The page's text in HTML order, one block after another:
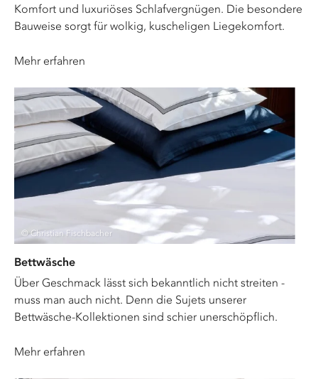
Komfort und luxuriöses Schlafvergnügen. Die besondere
Bauweise sorgt für wolkig, kuscheligen Liegekomfort.
Mehr erfahren
© Christian Fischbacher
Bettwäsche
Über Geschmack lässt sich bekanntlich nicht streiten -
muss man auch nicht. Denn die Sujets unserer
Bettwäsche-Kollektionen sind schier unerschöpflich.
Mehr erfahren